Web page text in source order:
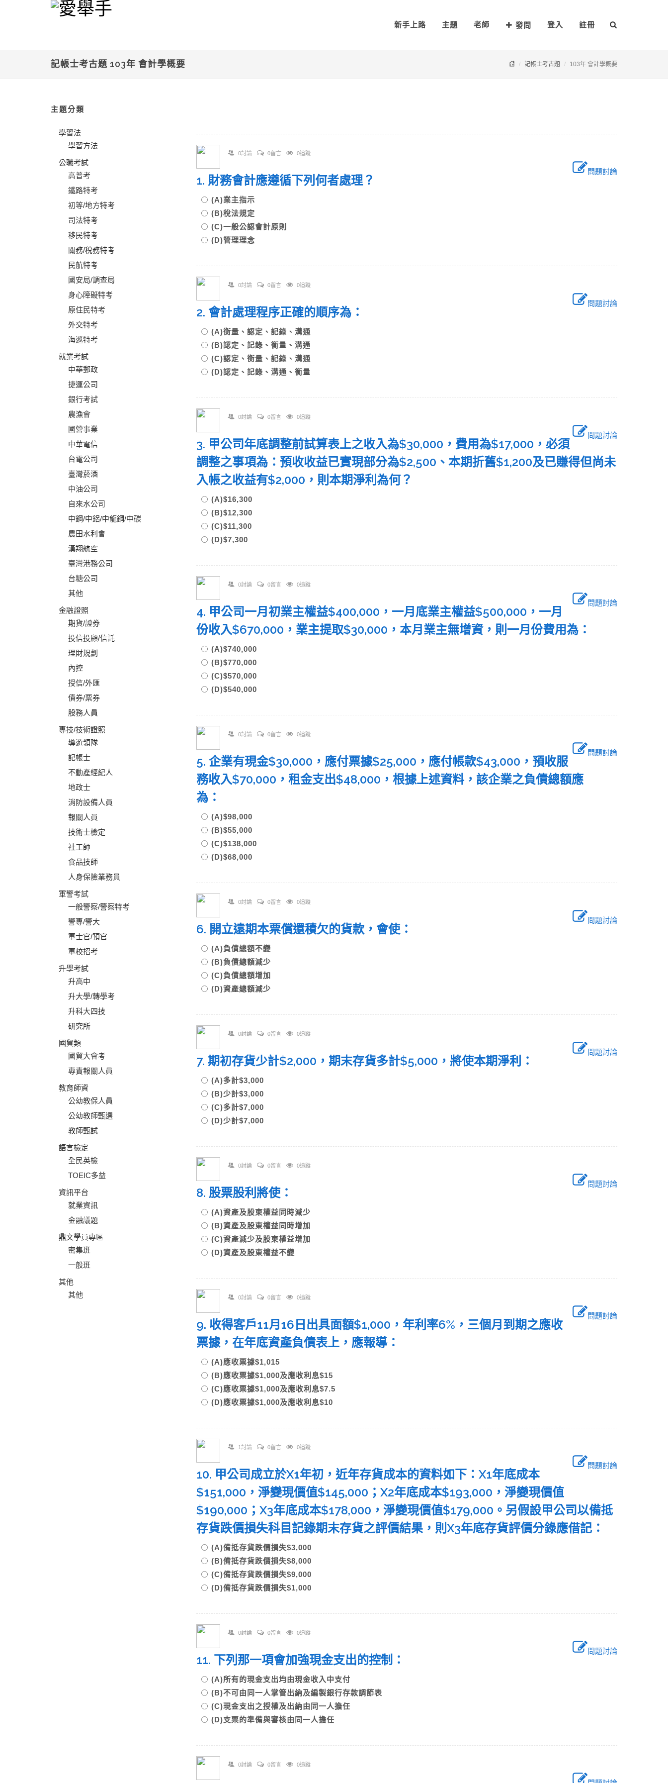
新手上路 主題 老師 發問 登入 註冊
記帳士考古題 103年 會計學概要 記帳士考古題 103年 會計學概要
主題分類
學習法
學習方法
公職考試
高普考
鐵路特考
初等/地方特考
司法特考
移民特考
關務/稅務特考
民航特考
國安局/調查局
身心障礙特考
原住民特考
外交特考
海巡特考
就業考試
中華郵政
捷運公司
銀行考試
農漁會
國營事業
中華電信
台電公司
臺灣菸酒
中油公司
自來水公司
中鋼/中鋁/中龍鋼/中碳
農田水利會
漢翔航空
臺灣港務公司
台糖公司
其他
金融證照
期貨/證券
投信投顧/信託
理財規劃
內控
授信/外匯
債券/票券
股務人員
專技/技術證照
導遊領隊
記帳士
不動產經紀人
地政士
消防設備人員
報關人員
技術士檢定
社工師
食品技師
人身保險業務員
軍警考試
一般警察/警察特考
警專/警大
軍士官/預官
軍校招考
升學考試
升高中
升大學/轉學考
升科大四技
研究所
國貿類
國貿大會考
專責報關人員
教育師資
公幼教保人員
公幼教師甄選
教師甄試
語言檢定
全民英檢
TOEIC多益
資訊平台
就業資訊
金融議題
鼎文學員專區
密集班
一般班
其他
其他
0討論 0留言 0追蹤
問題討論
1. 財務會計應遵循下列何者處理？
(A)業主指示
(B)稅法規定
(C)一般公認會計原則
(D)管理理念
0討論 0留言 0追蹤
問題討論
2. 會計處理程序正確的順序為：
(A)衡量、認定、記錄、溝通
(B)認定、記錄、衡量、溝通
(C)認定、衡量、記錄、溝通
(D)認定、記錄、溝通、衡量
0討論 0留言 0追蹤
問題討論
3. 甲公司年底調整前試算表上之收入為$30,000，費用為$17,000，必須
調整之事項為：預收收益已實現部分為$2,500、本期折舊$1,200及已賺得但尚未
入帳之收益有$2,000，則本期淨利為何？
(A)$16,300
(B)$12,300
(C)$11,300
(D)$7,300
0討論 0留言 0追蹤
問題討論
4. 甲公司一月初業主權益$400,000，一月底業主權益$500,000，一月
份收入$670,000，業主提取$30,000，本月業主無增資，則一月份費用為：
(A)$740,000
(B)$770,000
(C)$570,000
(D)$540,000
0討論 0留言 0追蹤
問題討論
5. 企業有現金$30,000，應付票據$25,000，應付帳款$43,000，預收服
務收入$70,000，租金支出$48,000，根據上述資料，該企業之負債總額應
為：
(A)$98,000
(B)$55,000
(C)$138,000
(D)$68,000
0討論 0留言 0追蹤
問題討論
6. 開立遠期本票償還積欠的貨款，會使：
(A)負債總額不變
(B)負債總額減少
(C)負債總額增加
(D)資產總額減少
0討論 0留言 0追蹤
問題討論
7. 期初存貨少計$2,000，期末存貨多計$5,000，將使本期淨利：
(A)多計$3,000
(B)少計$3,000
(C)多計$7,000
(D)少計$7,000
0討論 0留言 0追蹤
問題討論
8. 股票股利將使：
(A)資產及股東權益同時減少
(B)資產及股東權益同時增加
(C)資產減少及股東權益增加
(D)資產及股東權益不變
0討論 0留言 0追蹤
問題討論
9. 收得客戶11月16日出具面額$1,000，年利率6%，三個月到期之應收
票據，在年底資產負債表上，應報導：
(A)應收票據$1,015
(B)應收票據$1,000及應收利息$15
(C)應收票據$1,000及應收利息$7.5
(D)應收票據$1,000及應收利息$10
1討論 0留言 0追蹤
問題討論
10. 甲公司成立於X1年初，近年存貨成本的資料如下：X1年底成本
$151,000，淨變現價值$145,000；X2年底成本$193,000，淨變現價值
$190,000；X3年底成本$178,000，淨變現價值$179,000。另假設甲公司以備抵
存貨跌價損失科目記錄期末存貨之評價結果，則X3年底存貨評價分錄應借記：
(A)備抵存貨跌價損失$3,000
(B)備抵存貨跌價損失$8,000
(C)備抵存貨跌價損失$9,000
(D)備抵存貨跌價損失$1,000
0討論 0留言 0追蹤
問題討論
11. 下列那一項會加強現金支出的控制：
(A)所有的現金支出均由現金收入中支付
(B)不可由同一人掌管出納及編製銀行存款調節表
(C)現金支出之授權及出納由同一人擔任
(D)支票的準備與審核由同一人擔任
0討論 0留言 0追蹤